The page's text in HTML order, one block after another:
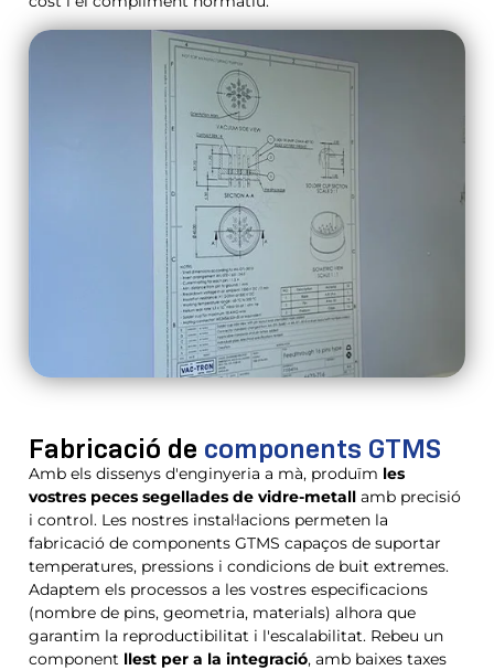
Fabricació de components GTMS
Amb els dissenys d'enginyeria a mà, produïm les
vostres peces segellades de vidre-metall amb precisió
i control. Les nostres instal·lacions permeten la
fabricació de components GTMS capaços de suportar
temperatures, pressions i condicions de buit extremes.
Adaptem els processos a les vostres especificacions
(nombre de pins, geometria, materials) alhora que
garantim la reproductibilitat i l'escalabilitat. Rebeu un
component llest per a la integració, amb baixes taxes